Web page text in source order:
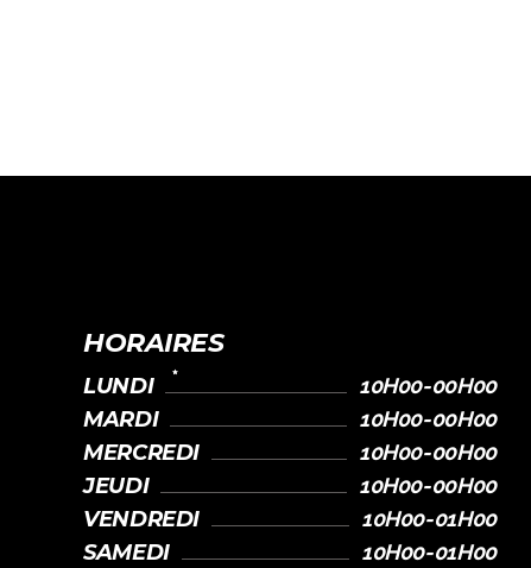
HORAIRES
LUNDI 10H00-00H00
MARDI 10H00-00H00
MERCREDI 10H00-00H00
JEUDI 10H00-00H00
VENDREDI 10H00-01H00
SAMEDI 10H00-01H00